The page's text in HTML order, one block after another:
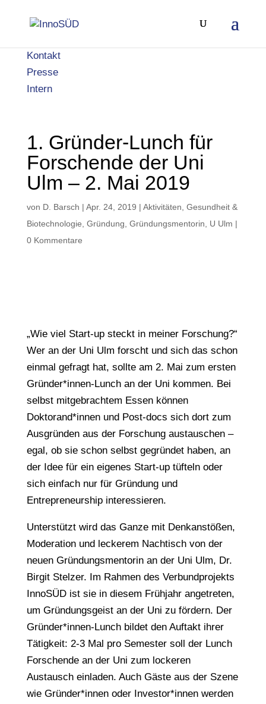
Kontakt
Presse
Intern
1. Gründer-Lunch für
Forschende der Uni
Ulm – 2. Mai 2019
von D. Barsch | Apr. 24, 2019 | Aktivitäten Gesundheit &
Biotechnologie Gründung Gründungsmentorin U Ulm |
0 Kommentare
„Wie viel Start-up steckt in meiner Forschung?“
Wer an der Uni Ulm forscht und sich das schon
einmal gefragt hat, sollte am 2. Mai zum ersten
Gründer*innen-Lunch an der Uni kommen. Bei
selbst mitgebrachtem Essen können
Doktorand*innen und Post-docs sich dort zum
Ausgründen aus der Forschung austauschen –
egal, ob sie schon selbst gegründet haben, an
der Idee für ein eigenes Start-up tüfteln oder
sich einfach nur für Gründung und
Entrepreneurship interessieren.
Unterstützt wird das Ganze mit Denkanstößen,
Moderation und leckerem Nachtisch von der
neuen Gründungsmentorin an der Uni Ulm, Dr.
Birgit Stelzer. Im Rahmen des Verbundprojekts
InnoSÜD ist sie in diesem Frühjahr angetreten,
um Gründungsgeist an der Uni zu fördern. Der
Gründer*innen-Lunch bildet den Auftakt ihrer
Tätigkeit: 2-3 Mal pro Semester soll der Lunch
Forschende an der Uni zum lockeren
Austausch einladen. Auch Gäste aus der Szene
wie Gründer*innen oder Investor*innen werden